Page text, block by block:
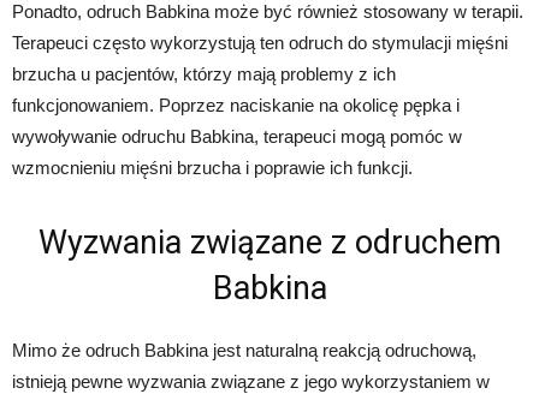
Ponadto, odruch Babkina może być również stosowany w terapii.
Terapeuci często wykorzystują ten odruch do stymulacji mięśni
brzucha u pacjentów, którzy mają problemy z ich
funkcjonowaniem. Poprzez naciskanie na okolicę pępka i
wywoływanie odruchu Babkina, terapeuci mogą pomóc w
wzmocnieniu mięśni brzucha i poprawie ich funkcji.
Wyzwania związane z odruchem
Babkina
Mimo że odruch Babkina jest naturalną reakcją odruchową,
istnieją pewne wyzwania związane z jego wykorzystaniem w